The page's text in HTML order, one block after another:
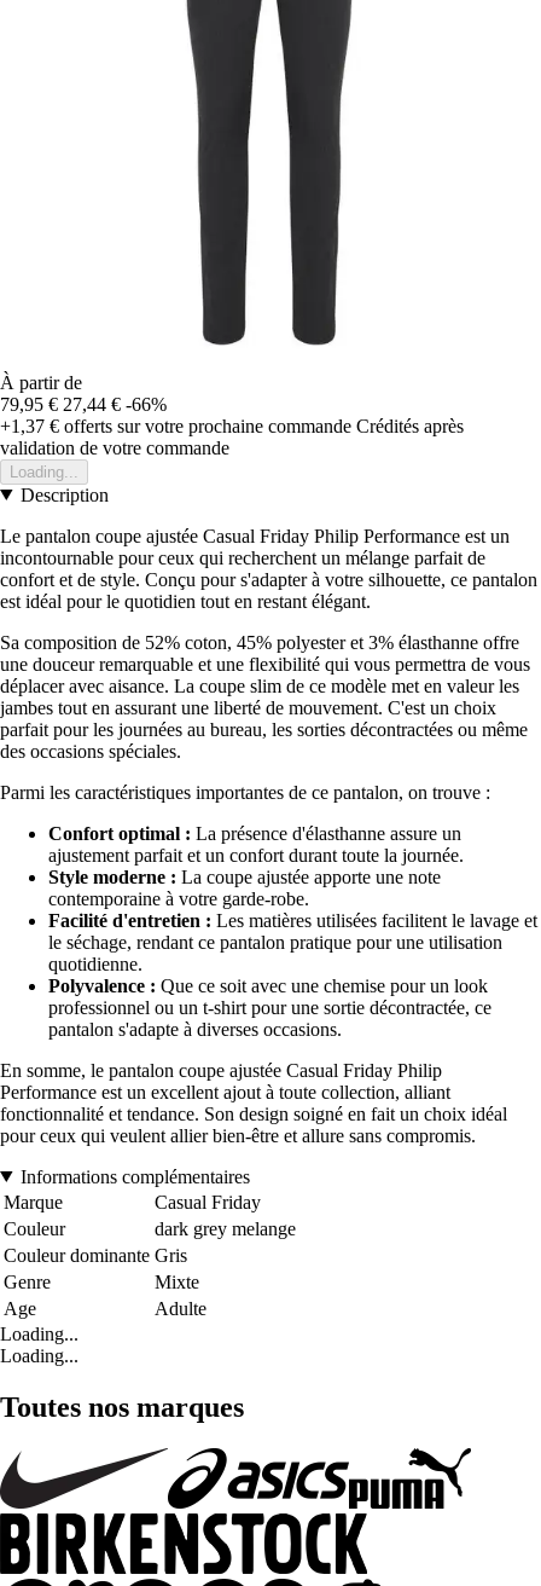
À partir de
79,95 € 27,44 € -66%
+1,37 € offerts sur votre prochaine commande Crédités après
validation de votre commande
Loading...
Description
Le pantalon coupe ajustée Casual Friday Philip Performance est un
incontournable pour ceux qui recherchent un mélange parfait de
confort et de style. Conçu pour s'adapter à votre silhouette, ce pantalon
est idéal pour le quotidien tout en restant élégant.
Sa composition de 52% coton, 45% polyester et 3% élasthanne offre
une douceur remarquable et une flexibilité qui vous permettra de vous
déplacer avec aisance. La coupe slim de ce modèle met en valeur les
jambes tout en assurant une liberté de mouvement. C'est un choix
parfait pour les journées au bureau, les sorties décontractées ou même
des occasions spéciales.
Parmi les caractéristiques importantes de ce pantalon, on trouve :
Confort optimal : La présence d'élasthanne assure un
ajustement parfait et un confort durant toute la journée.
Style moderne : La coupe ajustée apporte une note
contemporaine à votre garde-robe.
Facilité d'entretien : Les matières utilisées facilitent le lavage et
le séchage, rendant ce pantalon pratique pour une utilisation
quotidienne.
Polyvalence : Que ce soit avec une chemise pour un look
professionnel ou un t-shirt pour une sortie décontractée, ce
pantalon s'adapte à diverses occasions.
En somme, le pantalon coupe ajustée Casual Friday Philip
Performance est un excellent ajout à toute collection, alliant
fonctionnalité et tendance. Son design soigné en fait un choix idéal
pour ceux qui veulent allier bien-être et allure sans compromis.
Informations complémentaires
Marque
Casual Friday
Couleur
dark grey melange
Couleur dominante Gris
Genre
Mixte
Age
Adulte
Loading...
Loading...
Toutes nos marques